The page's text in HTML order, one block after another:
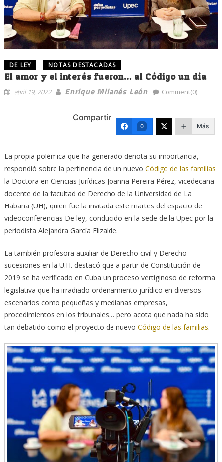
DE LEY NOTAS DESTACADAS
El amor y el interés fueron… al Código un día
abril 19, 2022 Enrique Milanés León Comment(0)
Compartir
0 Más
La propia polémica que ha generado denota su importancia,
respondió sobre la pertinencia de un nuevo Código de las familias
la Doctora en Ciencias Jurídicas Joanna Pereira Pérez, vicedecana
docente de la facultad de Derecho de la Universidad de La
Habana (UH), quien fue la invitada este martes del espacio de
videoconferencias De ley, conducido en la sede de la Upec por la
periodista Alejandra García Elizalde.
La también profesora auxiliar de Derecho civil y Derecho
sucesiones en la U.H. destacó que a partir de Constitución de
2019 se ha verificado en Cuba un proceso vertiginoso de reforma
legislativa que ha irradiado ordenamiento jurídico en diversos
escenarios como pequeñas y medianas empresas,
procedimientos en los tribunales… pero acota que nada ha sido
tan debatido como el proyecto de nuevo Código de las familias.